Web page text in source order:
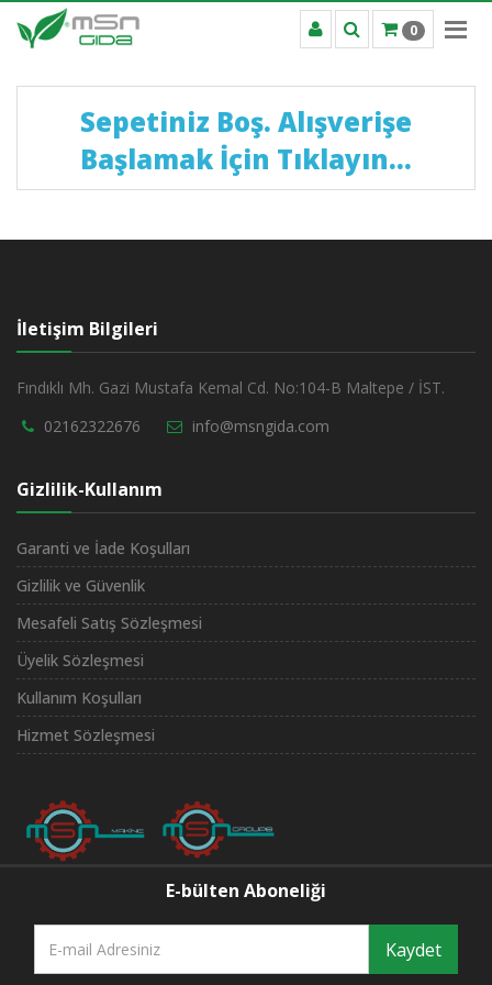
0
Sepetiniz Boş. Alışverişe
Başlamak İçin Tıklayın...
İletişim Bilgileri
Fındıklı Mh. Gazi Mustafa Kemal Cd. No:104-B Maltepe / İST.
02162322676
info@msngida.com
Gizlilik-Kullanım
Garanti ve İade Koşulları
Gizlilik ve Güvenlik
Mesafeli Satış Sözleşmesi
Üyelik Sözleşmesi
Kullanım Koşulları
Hizmet Sözleşmesi
E-bülten Aboneliği
Kaydet